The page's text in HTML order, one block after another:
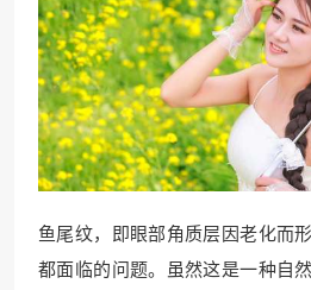
鱼尾纹，即眼部角质层因老化而
都面临的问题。虽然这是一种自